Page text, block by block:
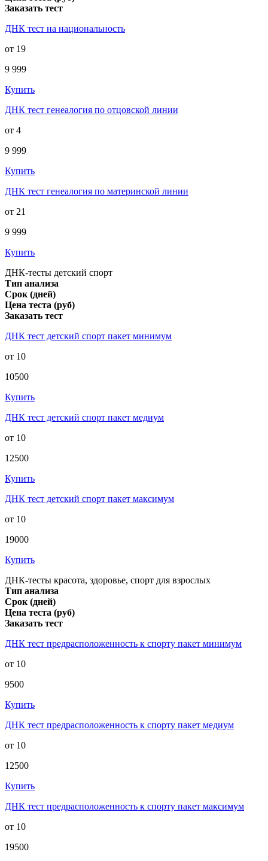
Заказать тест
ДНК тест на национальность
от 19
9 999
Купить
ДНК тест генеалогия по отцовской линии
от 4
9 999
Купить
ДНК тест генеалогия по материнской линии
от 21
9 999
Купить
ДНК-тесты детский спорт
Тип анализа
Срок (дней)
Цена теста (руб)
Заказать тест
ДНК тест детский спорт пакет минимум
от 10
10500
Купить
ДНК тест детский спорт пакет медиум
от 10
12500
Купить
ДНК тест детский спорт пакет максимум
от 10
19000
Купить
ДНК-тесты красота, здоровье, спорт для взрослых
Тип анализа
Срок (дней)
Цена теста (руб)
Заказать тест
ДНК тест предрасположенность к спорту пакет минимум
от 10
9500
Купить
ДНК тест предрасположенность к спорту пакет медиум
от 10
12500
Купить
ДНК тест предрасположенность к спорту пакет максимум
от 10
19500